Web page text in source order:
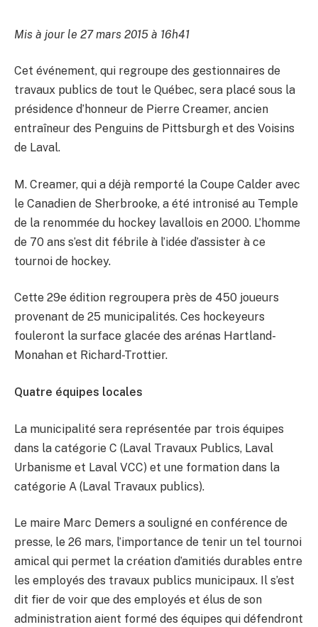
Mis à jour le 27 mars 2015 à 16h41
Cet événement, qui regroupe des gestionnaires de
travaux publics de tout le Québec, sera placé sous la
présidence d’honneur de Pierre Creamer, ancien
entraîneur des Penguins de Pittsburgh et des Voisins
de Laval.
M. Creamer, qui a déjà remporté la Coupe Calder avec
le Canadien de Sherbrooke, a été intronisé au Temple
de la renommée du hockey lavallois en 2000. L’homme
de 70 ans s’est dit fébrile à l’idée d’assister à ce
tournoi de hockey.
Cette 29e édition regroupera près de 450 joueurs
provenant de 25 municipalités. Ces hockeyeurs
fouleront la surface glacée des arénas Hartland-
Monahan et Richard-Trottier.
Quatre équipes locales
La municipalité sera représentée par trois équipes
dans la catégorie C (Laval Travaux Publics, Laval
Urbanisme et Laval VCC) et une formation dans la
catégorie A (Laval Travaux publics).
Le maire Marc Demers a souligné en conférence de
presse, le 26 mars, l’importance de tenir un tel tournoi
amical qui permet la création d’amitiés durables entre
les employés des travaux publics municipaux. Il s’est
dit fier de voir que des employés et élus de son
administration aient formé des équipes qui défendront